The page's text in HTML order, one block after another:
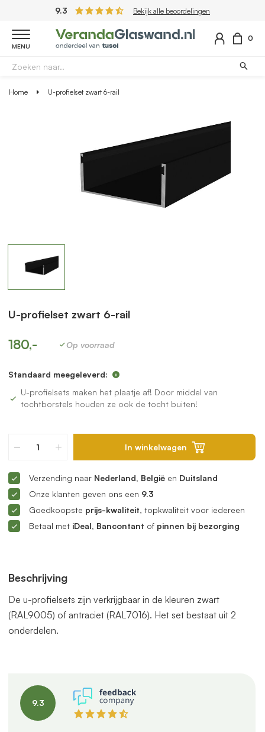
9.3 Bekijk alle beoordelingen
MENU
0
Home U-profielset zwart 6-rail
Beschrijving
De u-profielsets zijn verkrijgbaar in de kleuren zwart
(RAL9005) of antraciet (RAL7016). Het set bestaat uit 2
onderdelen.
9.3
U-profielset zwart 6-rail
180,- Op voorraad
Standaard meegeleverd:
U-profielsets maken het plaatje af! Door middel van
tochtborstels houden ze ook de tocht buiten!
In winkelwagen
Verzending naar Nederland, België en Duitsland
Onze klanten geven ons een 9.3
Goedkoopste prijs-kwaliteit, topkwaliteit voor iedereen
Betaal met iDeal, Bancontant of pinnen bij bezorging